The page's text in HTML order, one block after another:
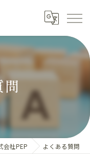
問
会社PEP よくある質問